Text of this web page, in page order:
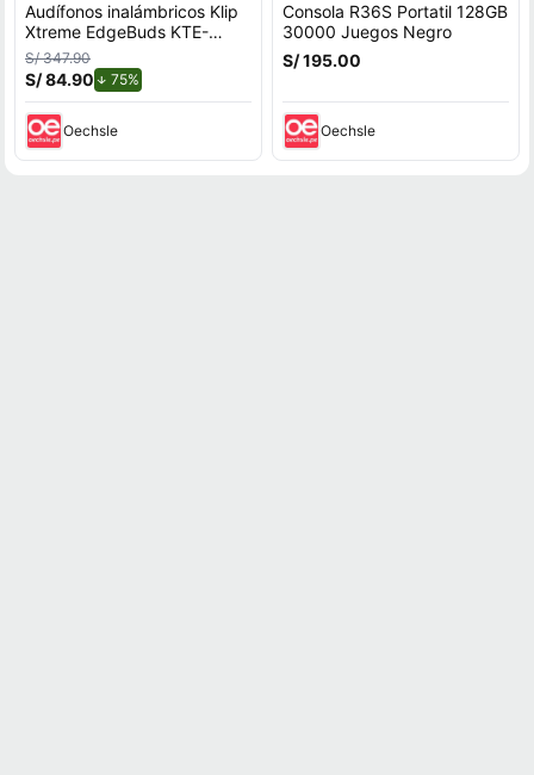
Audífonos inalámbricos Klip
Xtreme EdgeBuds KTE-
755WH
S/ 347.90
S/ 84.90 75%
Oechsle
Consola R36S Portatil 128GB
30000 Juegos Negro
S/ 195.00
Oechsle